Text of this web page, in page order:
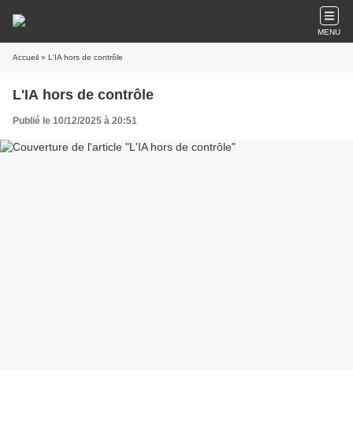
MENU
Accueil » L'IA hors de contrôle
L'IA hors de contrôle
Publié le 10/12/2025 à 20:51